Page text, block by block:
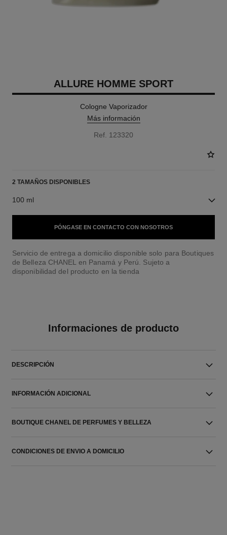
ALLURE HOMME SPORT
Cologne Vaporizador
Más información
Ref. 123320
2 TAMAÑOS DISPONIBLES
100 ml
PÓNGASE EN CONTACTO CON NOSOTROS
Servicio de entrega a domicilio disponible solo para Boutiques
de Belleza CHANEL en Panamá y Perú. Sujeto a
disponibilidad del producto en la tienda
Informaciones de producto
DESCRIPCIÓN
INFORMACIÓN ADICIONAL
BOUTIQUE CHANEL DE PERFUMES Y BELLEZA
CONDICIONES DE ENVIO A DOMICILIO